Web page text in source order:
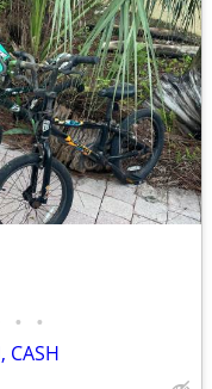
• •
CASH